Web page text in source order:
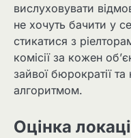
вислуховувати
не хочуть бачити у
стикатися з
комісії за кожен
зайвої бюрократії та
алгоритмом.
Оцінка